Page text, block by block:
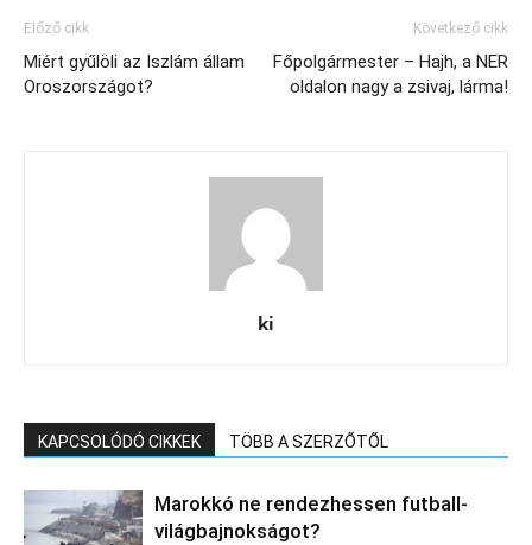
Előző cikk
Miért gyűlöli az Iszlám állam
Oroszországot?
Következő cikk
Főpolgármester – Hajh, a NER
oldalon nagy a zsivaj, lárma!
ki
KAPCSOLÓDÓ CIKKEK TÖBB A SZERZŐTŐL
Marokkó ne rendezhessen futball-
világbajnokságot?